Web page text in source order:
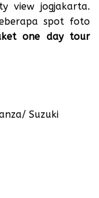
view jogjakarta.
spot foto
one day tour
Suzuki